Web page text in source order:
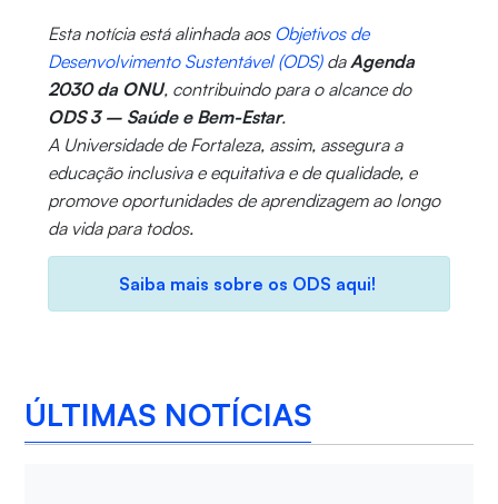
Esta notícia está alinhada aos Objetivos de
Desenvolvimento Sustentável (ODS)daAgenda
2030 da ONU, contribuindo para o alcance do
ODS 3 – Saúde e Bem-Estar.
A Universidade de Fortaleza, assim, assegura a
educação inclusiva e equitativa e de qualidade, e
promove oportunidades de aprendizagem ao longo
da vida para todos.
Saiba mais sobre os ODS aqui!
ÚLTIMAS NOTÍCIAS